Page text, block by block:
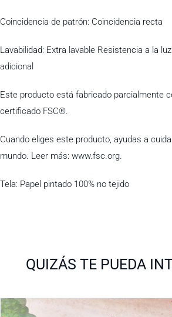
Coincidencia de patrón: Coincidencia recta
Lavabilidad: Extra lavable Resistencia a la
adicional
Este producto está fabricado parcialmente
certificado FSC®.
Cuando eliges este producto, ayudas a
mundo. Leer más: www.fsc.org.
Tela: Papel pintado 100% no tejido
QUIZÁS TE PUEDA